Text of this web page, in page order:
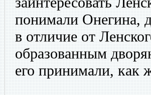
понимали Онегина,
в отличие от
образованным
его принимали, как